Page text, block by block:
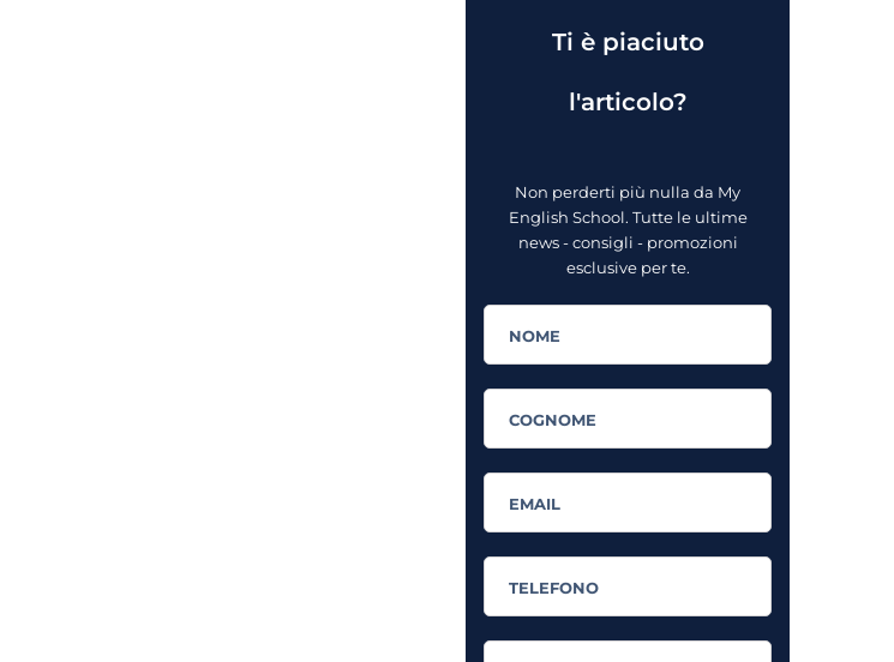
Ti è piaciuto
l'articolo?
Non perderti più nulla da My
English School. Tutte le ultime
news - consigli - promozioni
esclusive per te.